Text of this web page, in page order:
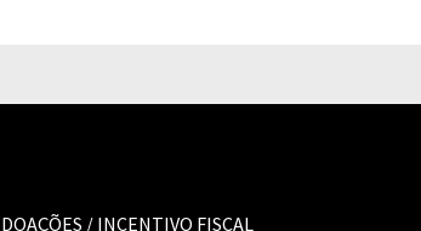
DOAÇÕES / INCENTIVO FISCAL